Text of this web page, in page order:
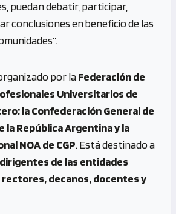
puedan debatir, participar,
conclusiones en beneficio de las
por laFederación de
Universitarios de
la Confederación General de
la República Argentina y la
NOA de CGP. Está destinado a
de las entidades
decanos, docentes y